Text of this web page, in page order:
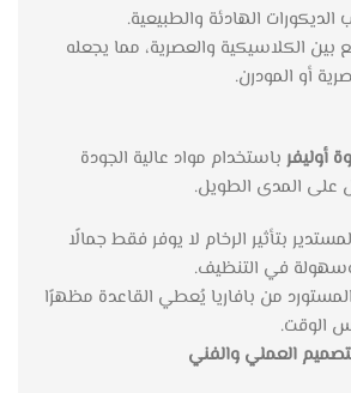
الهادئة والطبيعية.
بين الكلاسيكية والعصرية، مما يجعله
أو المودرن.
أوليفر باستخدام مواد عالية الجودة
على المدى الطويل.
بتأثير الرخام لا يوفر فقط جمالًا
وسهولة في التنظيف.
المستورد من بافاريا يُعطي القاعدة مظهرًا
الوقت.
العملي والفني